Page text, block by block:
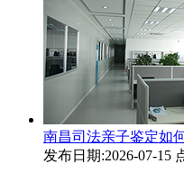
南昌司法亲子鉴定如
发布日期:2026-07-15